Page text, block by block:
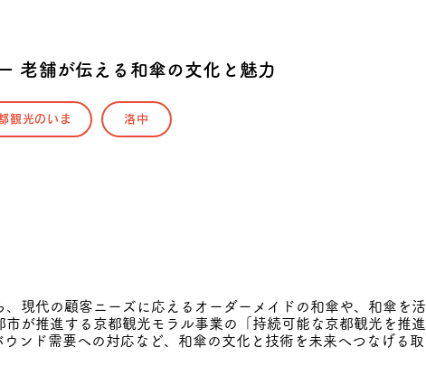
老舗が伝える和傘の文化と魅力
観光のいま 洛中
現代の顧客ニーズに応えるオーダーメイドの和傘や、和傘を活
が推進する京都観光モラル事業の「持続可能な京都観光を推進
ンド需要への対応など、和傘の文化と技術を未来へつなげる取